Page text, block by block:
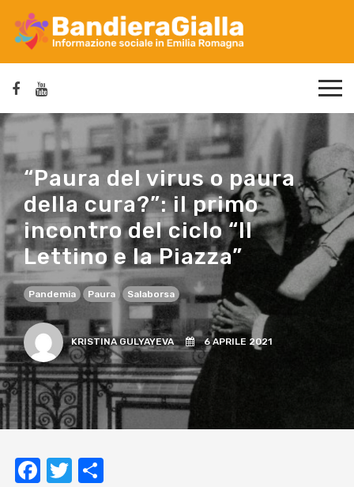
“Paura del virus o paura
della cura?”: il primo
incontro del ciclo “Il
Lettino e la Piazza”
Pandemia Paura Salaborsa
KRISTINA GULYAYEVA 6 APRILE 2021
Facebook
Twitter